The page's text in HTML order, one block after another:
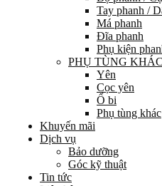
Tay phanh /
Má phanh
Đĩa phanh
Phụ kiện
PHỤ TÙNG
Yên
Cọc yên
Ổ bi
Phụ tùng khác
Khuyến mãi
Dịch vụ
Bảo dưỡng
Góc kỹ thuật
Tin tức